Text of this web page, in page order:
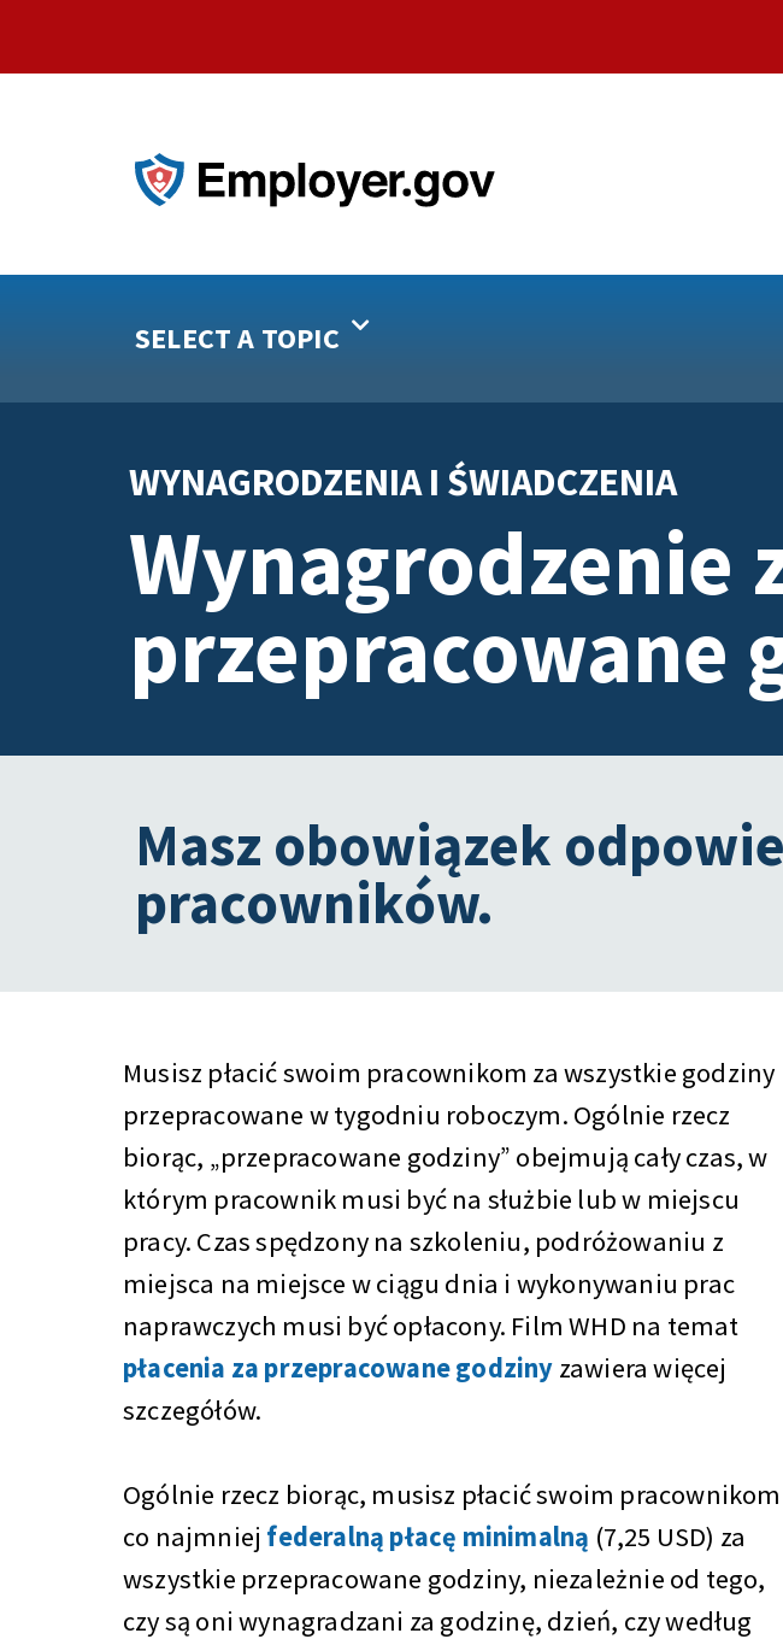
SELECT A TOPIC
WYNAGRODZENIA I ŚWIADCZENIA
Wynagrodzenie
przepracowane
Masz obowiązek
pracowników.
Musisz płacić swoim pracownikom za wszystkie godziny
przepracowane w tygodniu roboczym. Ogólnie rzecz
biorąc, „przepracowane godziny” obejmują cały czas, w
którym pracownik musi być na służbie lub w miejscu
pracy. Czas spędzony na szkoleniu, podróżowaniu z
miejsca na miejsce w ciągu dnia i wykonywaniu prac
naprawczych musi być opłacony. Film WHD na temat
płacenia za przepracowane godziny zawiera więcej
szczegółów.
Ogólnie rzecz biorąc, musisz płacić swoim pracownikom
co najmniej federalną płacę minimalną (7,25 USD) za
wszystkie przepracowane godziny, niezależnie od tego,
czy są oni wynagradzani za godzinę, dzień, czy według